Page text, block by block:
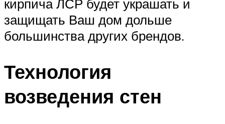
кирпича ЛСР будет украшать и
защищать Ваш дом дольше
большинства других брендов.
Технология
возведения стен